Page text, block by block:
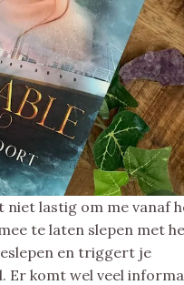
niet lastig om me vanaf
te laten slepen met
en triggert je
Er komt wel veel